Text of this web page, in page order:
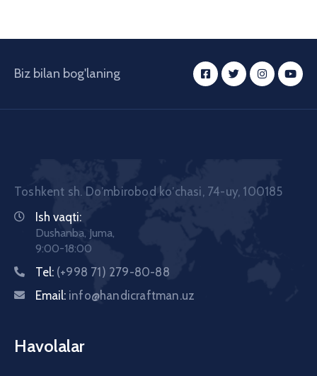
Biz bilan bog'laning
Toshkent sh. Doʼmbirobod koʼchasi, 74-uy, 100185
Ish vaqti:
Dushanba, Juma,
9:00-18:00
Tel: (+998 71) 279-80-88
Email: info@handicraftman.uz
Havolalar